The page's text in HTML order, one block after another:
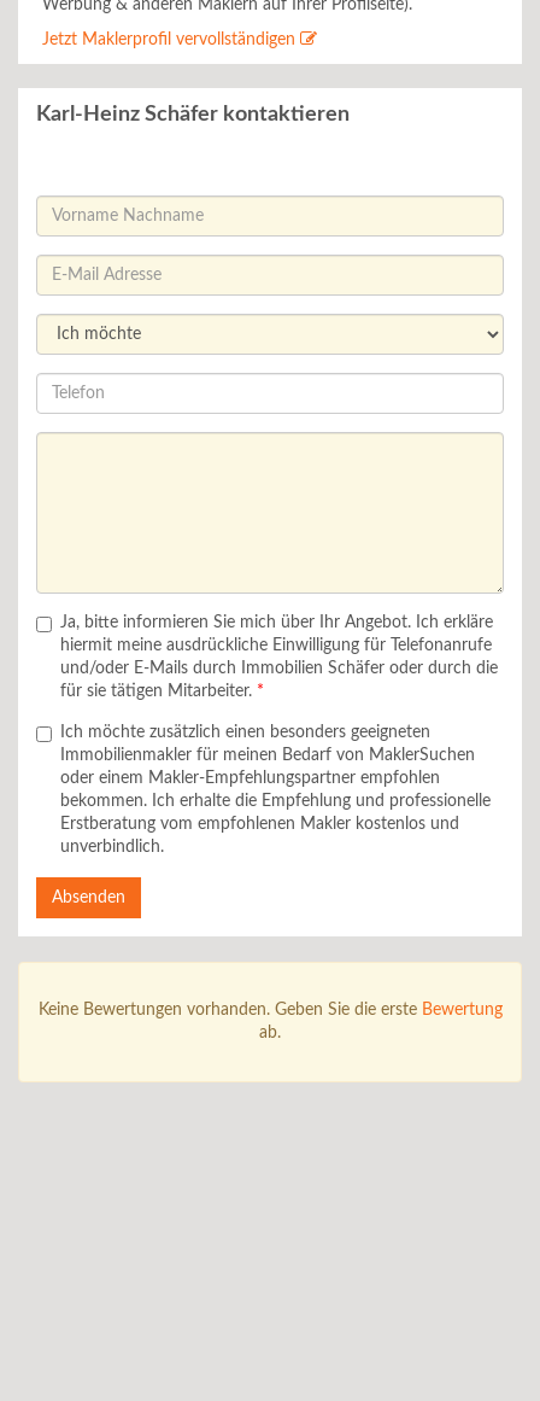
Werbung & anderen Maklern auf Ihrer Profilseite).
Jetzt Maklerprofil vervollständigen
Karl-Heinz Schäfer kontaktieren
Ja, bitte informieren Sie mich über Ihr Angebot. Ich erkläre
hiermit meine ausdrückliche Einwilligung für Telefonanrufe
und/oder E-Mails durch Immobilien Schäfer oder durch die
für sie tätigen Mitarbeiter.
Ich möchte zusätzlich einen besonders geeigneten
Immobilienmakler für meinen Bedarf von MaklerSuchen
oder einem Makler-Empfehlungspartner empfohlen
bekommen. Ich erhalte die Empfehlung und professionelle
Erstberatung vom empfohlenen Makler kostenlos und
unverbindlich.
Absenden
Keine Bewertungen vorhanden. Geben Sie die erste Bewertung
ab.